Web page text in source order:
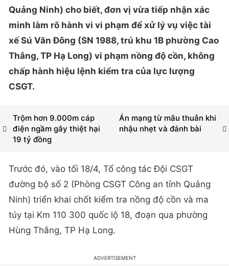
Quảng Ninh) cho biết, đơn vị vừa tiếp nhận xác
minh làm rõ hành vi vi phạm để xử lý vụ việc tài
xế Sú Văn Đông (SN 1988, trú khu 1B phường Cao
Thắng, TP Hạ Long) vi phạm nồng độ cồn, không
chấp hành hiệu lệnh kiểm tra của lực lượng
CSGT.
Án mạng từ mâu thuẫn khi
nhậu nhẹt và đánh bài
Trộm hơn 9.000m cáp
điện ngầm gây thiệt hại
19 tỷ đồng
Trước đó, vào tối 18/4, Tổ công tác Đội CSGT
đường bộ số 2 (Phòng CSGT Công an tỉnh Quảng
Ninh) triển khai chốt kiểm tra nồng độ cồn và ma
túy tại Km 110 300 quốc lộ 18, đoạn qua phường
Hùng Thắng, TP Hạ Long.